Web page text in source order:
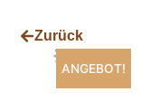
Zurück
ANGEBOT!